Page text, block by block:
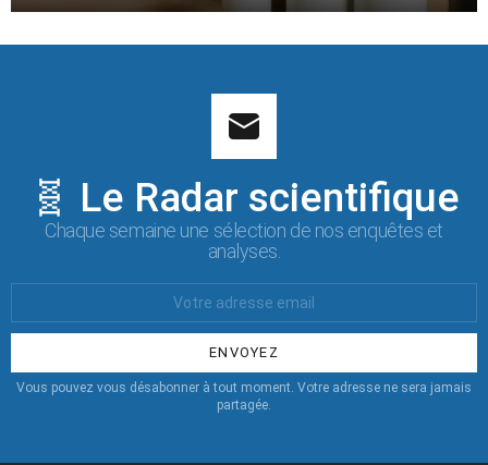
🧬 Le Radar scientifique
Chaque semaine une sélection de nos enquêtes et
analyses.
:
Vous pouvez vous désabonner à tout moment. Votre adresse ne sera jamais
partagée.